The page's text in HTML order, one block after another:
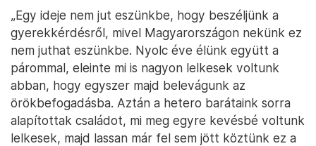
„Egy ideje nem jut eszünkbe, hogy beszéljünk a
gyerekkérdésről, mivel Magyarországon nekünk ez
nem juthat eszünkbe. Nyolc éve élünk együtt a
párommal, eleinte mi is nagyon lelkesek voltunk
abban, hogy egyszer majd belevágunk az
örökbefogadásba. Aztán a hetero barátaink sorra
alapítottak családot, mi meg egyre kevésbé voltunk
lelkesek, majd lassan már fel sem jött köztünk ez a